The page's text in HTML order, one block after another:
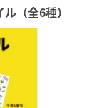
（全6種）